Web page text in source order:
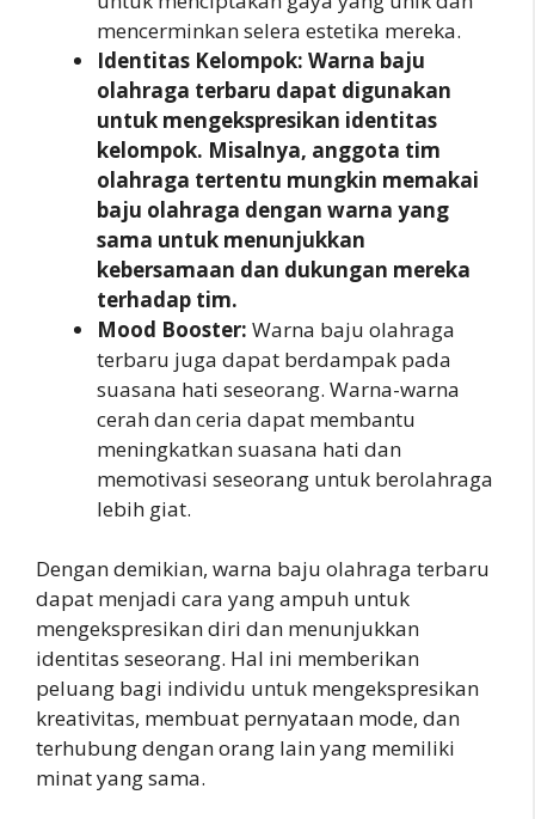
mencerminkan selera estetika mereka.
Identitas Kelompok: Warna baju
olahraga terbaru dapat digunakan
untuk mengekspresikan identitas
kelompok. Misalnya, anggota tim
olahraga tertentu mungkin memakai
baju olahraga dengan warna yang
sama untuk menunjukkan
kebersamaan dan dukungan mereka
terhadap tim.
Mood Booster: Warna baju olahraga
terbaru juga dapat berdampak pada
suasana hati seseorang. Warna-warna
cerah dan ceria dapat membantu
meningkatkan suasana hati dan
memotivasi seseorang untuk berolahraga
lebih giat.
Dengan demikian, warna baju olahraga terbaru
dapat menjadi cara yang ampuh untuk
mengekspresikan diri dan menunjukkan
identitas seseorang. Hal ini memberikan
peluang bagi individu untuk mengekspresikan
kreativitas, membuat pernyataan mode, dan
terhubung dengan orang lain yang memiliki
minat yang sama.